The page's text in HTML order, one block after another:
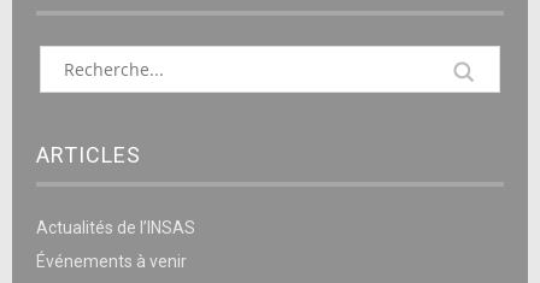
ARTICLES
Actualités de l’INSAS
Événements à venir